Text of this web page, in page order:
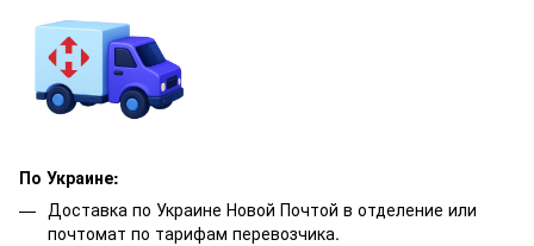
По Украине:
Доставка по Украине Новой Почтой в отделение или
почтомат по тарифам перевозчика.